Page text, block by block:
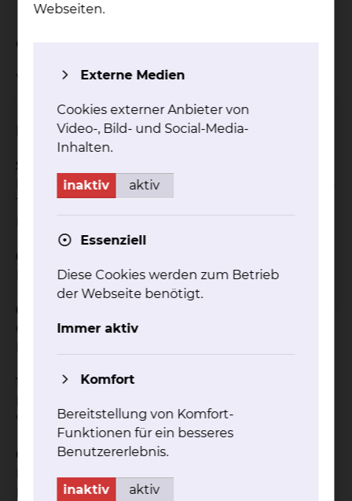
Geburtsort
Würzburg
Beruflicher Werdegang
Seit 01/2002
Bereichsleiter der Herzchirurgie der Klinik für Herz-
Thorax und Gefässchirurgie des Klinikums
02/2001
Facharztanerkennung Herzchirurgie
02/01 – 12/01
Oberarzt der HTG Chirurgie Medizinische
1999
Verschluss"
04/1999 – 02/01
Funktionsoberarzt HTG Chirurgie
MHH: Intensivstation und Transplantation
Webseiten.
Externe Medien
Cookies externer Anbieter von
Video-, Bild- und Social-Media-
Inhalten.
inaktiv aktiv
Essenziell
Diese Cookies werden zum Betrieb
der Webseite benötigt.
Immer aktiv
Komfort
Bereitstellung von Komfort-
Funktionen für ein besseres
Benutzererlebnis.
inaktiv aktiv